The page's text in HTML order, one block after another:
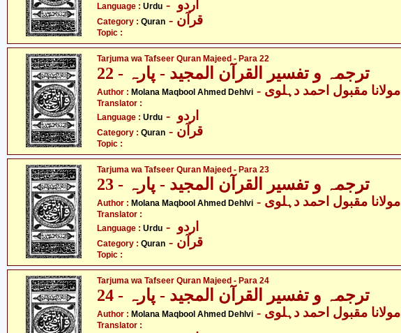
Language : Urdu
Category : Quran - قرآن
Topic :
Tarjuma wa Tafseer Quran Majeed - Para 22
ترجمہ و تفسیر القرآن المجید - پارہ - 22
Author : Molana Maqbool Ahmed Dehlvi - مولانا مقبول احمد دہلوی
Translator :
Language : Urdu
Category : Quran - قرآن
Topic :
Tarjuma wa Tafseer Quran Majeed - Para 23
ترجمہ و تفسیر القرآن المجید - پارہ - 23
Author : Molana Maqbool Ahmed Dehlvi - مولانا مقبول احمد دہلوی
Translator :
Language : Urdu
Category : Quran - قرآن
Topic :
Tarjuma wa Tafseer Quran Majeed - Para 24
ترجمہ و تفسیر القرآن المجید - پارہ - 24
Author : Molana Maqbool Ahmed Dehlvi - مولانا مقبول احمد دہلوی
Translator :